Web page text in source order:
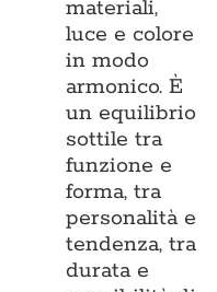
materiali,
luce e colore
in modo
armonico. È
un equilibrio
sottile tra
funzione e
forma, tra
personalità e
tendenza, tra
durata e